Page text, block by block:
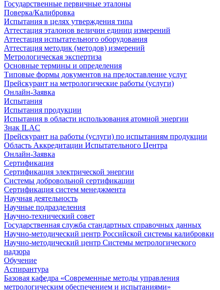
Государственные первичные эталоны
Поверка/Калибровка
Испытания в целях утверждения типа
Аттестация эталонов величин единиц измерений
Аттестация испытательного оборудования
Аттестация методик (методов) измерений
Метрологическая экспертиза
Основные термины и определения
Типовые формы документов на предоставление услуг
Прейскурант на метрологические работы (услуги)
Онлайн-Заявка
Испытания
Испытания продукции
Испытания в области использования атомной энергии
Знак ILAC
Прейскурант на работы (услуги) по испытаниям продукции
Область Аккредитации Испытательного Центра
Онлайн-Заявка
Сертификация
Сертификация электрической энергии
Системы добровольной сертификации
Сертификация систем менеджмента
Научная деятельность
Научные подразделения
Научно-технический совет
Государственная служба стандартных справочных данных
Научно-методический центр Российской системы калибровки
Научно-методический центр Системы метрологического
надзора
Обучение
Аспирантура
Базовая кафедра «Современные методы управления
метрологическим обеспечением и испытаниями»